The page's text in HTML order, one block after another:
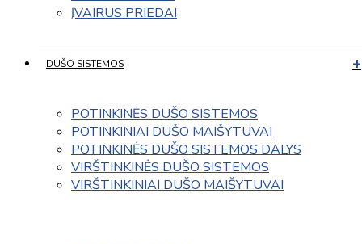
ĮVAIRUS PRIEDAI
DUŠO SISTEMOS
POTINKINĖS DUŠO SISTEMOS
POTINKINIAI DUŠO MAIŠYTUVAI
POTINKINĖS DUŠO SISTEMOS DALYS
VIRŠTINKINĖS DUŠO SISTEMOS
VIRŠTINKINIAI DUŠO MAIŠYTUVAI